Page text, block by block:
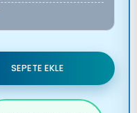
SEPETE EKLE